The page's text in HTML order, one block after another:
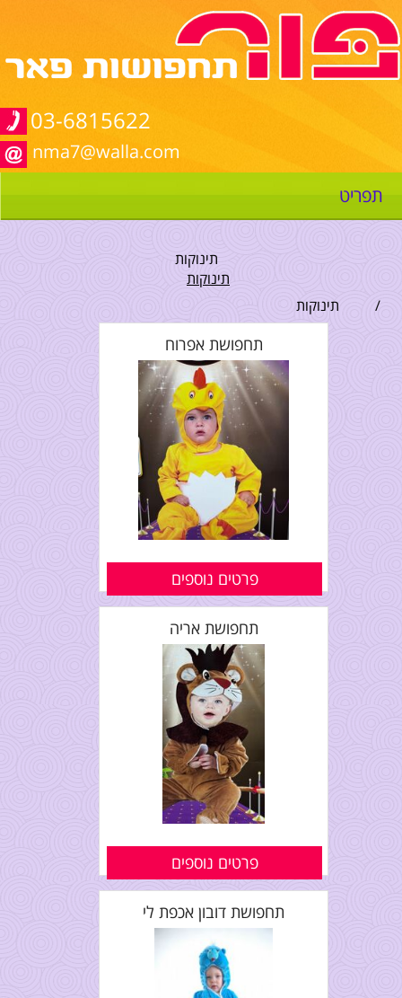
03-6815622
nma7@walla.com
תפריט
תינוקות
תינוקות
/
תינוקות
תחפושת אפרוח
פרטים נוספים
תחפושת אריה
פרטים נוספים
תחפושת דובון אכפת לי